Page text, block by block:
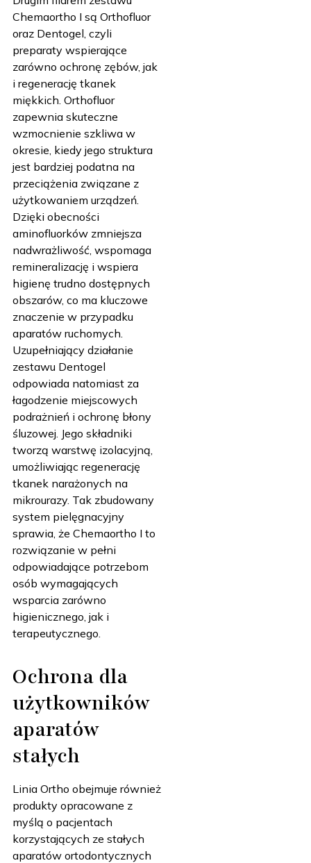
Chemaortho I są Orthofluor
oraz Dentogel, czyli
preparaty wspierające
zarówno ochronę zębów, jak
i regenerację tkanek
miękkich. Orthofluor
zapewnia skuteczne
wzmocnienie szkliwa w
okresie, kiedy jego struktura
jest bardziej podatna na
przeciążenia związane z
użytkowaniem urządzeń.
Dzięki obecności
aminofluorków zmniejsza
nadwrażliwość, wspomaga
remineralizację i wspiera
higienę trudno dostępnych
obszarów, co ma kluczowe
znaczenie w przypadku
aparatów ruchomych.
Uzupełniający działanie
zestawu Dentogel
odpowiada natomiast za
łagodzenie miejscowych
podrażnień i ochronę błony
śluzowej. Jego składniki
tworzą warstwę izolacyjną,
umożliwiając regenerację
tkanek narażonych na
mikrourazy. Tak zbudowany
system pielęgnacyjny
sprawia, że Chemaortho I to
rozwiązanie w pełni
odpowiadające potrzebom
osób wymagających
wsparcia zarówno
higienicznego, jak i
terapeutycznego.
Ochrona dla
użytkowników
aparatów
stałych
Linia Ortho obejmuje również
produkty opracowane z
myślą o pacjentach
korzystających ze stałych
aparatów ortodontycznych